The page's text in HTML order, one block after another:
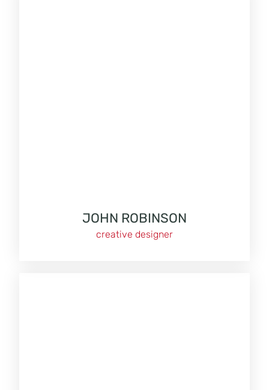
JOHN ROBINSON
creative designer